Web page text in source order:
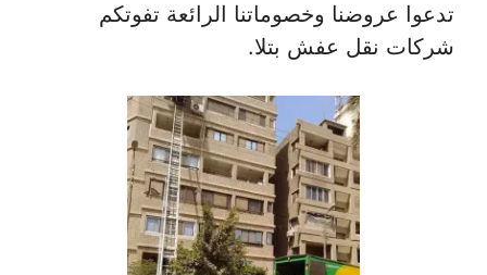
تدعوا عروضنا وخصوماتنا الرائعة تفوتكم
شركات نقل عفش بتلا.